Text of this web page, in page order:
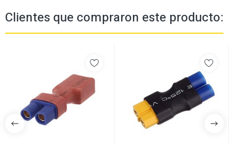
Clientes que compraron este producto: